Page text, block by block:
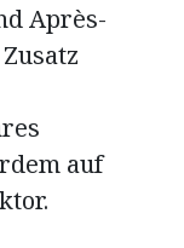
Après-
auf